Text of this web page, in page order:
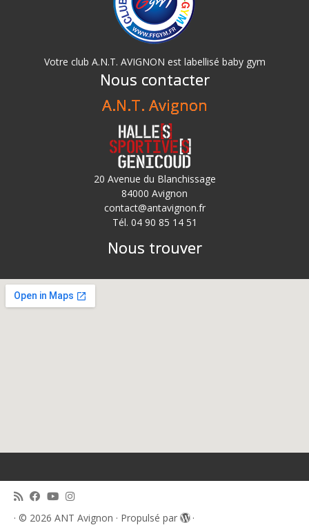
Votre club A.N.T. AVIGNON est labellisé baby gym
Nous contacter
A.N.T. Avignon
20 Avenue du Blanchissage
84000 Avignon
contact@antavignon.fr
Tél. 04 90 85 14 51
Nous trouver
· © 2026 ANT Avignon · Propulsé par ·